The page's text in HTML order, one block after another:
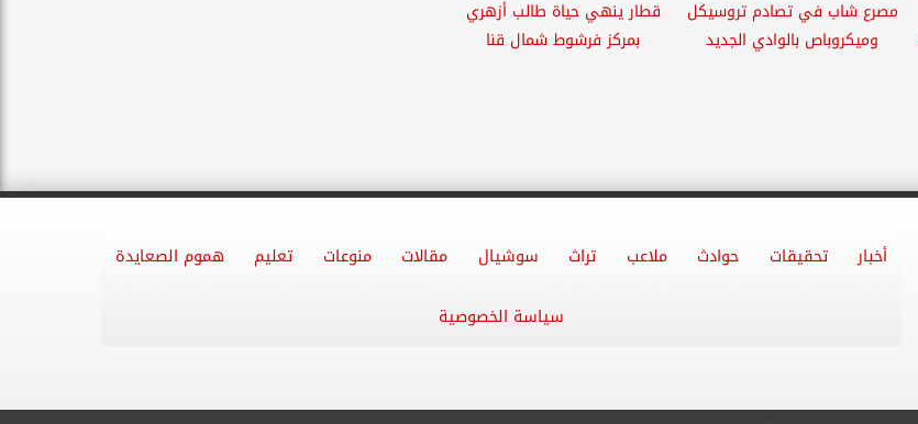
مصرع شاب في تصادم تروسيكل
وميكروباص بالوادي الجديد
قطار ينهي حياة طالب أزهري
بمركز فرشوط شمال قنا
أخبار تحقيقات حوادث ملاعب تراث سوشيال مقالات منوعات تعليم هموم الصعايدة
سياسة الخصوصية